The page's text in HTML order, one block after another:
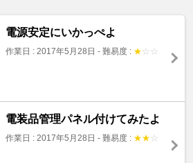
電源安定にいかっぺよ
作業日 : 2017年5月28日 - 難易度 : ★ ☆ ☆
電装品管理パネル付けてみたよ
作業日 : 2017年5月28日 - 難易度 : ★★ ☆